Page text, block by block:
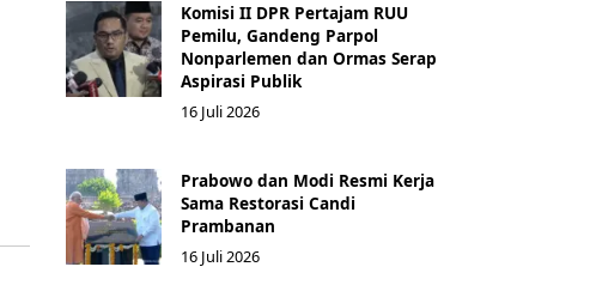
Komisi II DPR Pertajam RUU
Pemilu, Gandeng Parpol
Nonparlemen dan Ormas Serap
Aspirasi Publik
16 Juli 2026
Prabowo dan Modi Resmi Kerja
Sama Restorasi Candi
Prambanan
16 Juli 2026